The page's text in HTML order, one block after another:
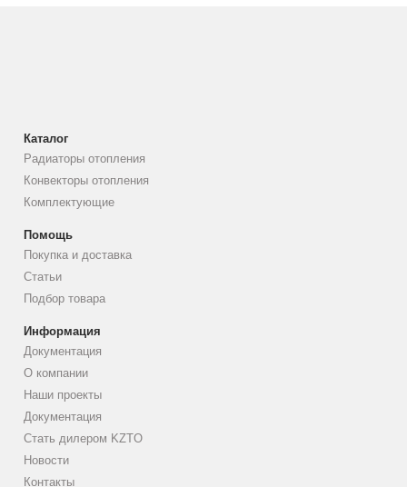
Каталог
Радиаторы отопления
Конвекторы отопления
Комплектующие
Помощь
Покупка и доставка
Статьи
Подбор товара
Информация
Документация
О компании
Наши проекты
Документация
Стать дилером KZTO
Новости
Контакты